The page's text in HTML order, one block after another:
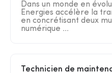
Dans un monde en
Energies accélère la
en concrétisant deux
numérique ...